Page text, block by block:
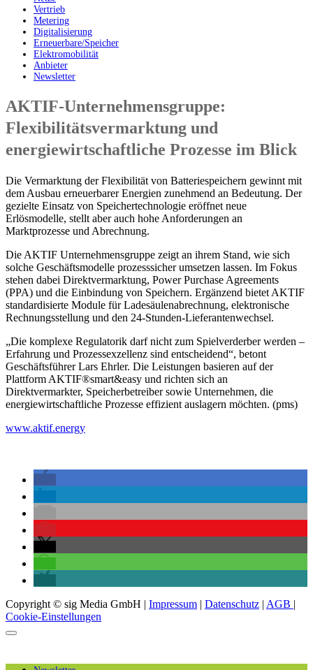
Vertrieb
Metering
Digitalisierung
Erneuerbare/Speicher
Elektromobilität
Anbieter
Newsletter
AKTIF-Unternehmensgruppe:
Flexibilitätsvermarktung und
energiewirtschaftliche Prozesse im Blick
Die Vermarktung der Flexibilität von Batteriespeichern gewinnt mit
dem Ausbau erneuerbarer Energien zunehmend an Bedeutung. Der
gezielte Einsatz von Speichertechnologie eröffnet neue
Erlösmodelle, stellt aber auch hohe Anforderungen an
Marktprozesse und Abrechnung.
Die AKTIF Unternehmensgruppe zeigt an ihrem Stand, wie sich
solche Geschäftsmodelle prozesssicher umsetzen lassen. Im Fokus
stehen dabei Direktvermarktung, Power Purchase Agreements
(PPA) und die Einbindung von Speichern. Ergänzend bietet AKTIF
standardisierte Module für Ladesäulenabrechnung, elektronische
Rechnungsstellung und den 24-Stunden-Lieferantenwechsel.
„Die komplexe Regulatorik darf nicht zum Spielverderber werden –
Erfahrung und Prozessexzellenz sind entscheidend“, betont
Geschäftsführer Lars Ehrler. Die Leistungen basieren auf der
Plattform AKTIF®smart&easy und richten sich an
Direktvermarkter, Speicherbetreiber sowie Unternehmen, die
energiewirtschaftliche Prozesse effizient auslagern möchten. (pms)
www.aktif.energy
Copyright © sig Media GmbH | Impressum | Datenschutz | AGB |
Cookie-Einstellungen